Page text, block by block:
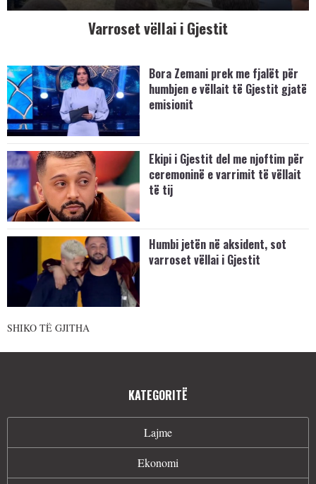
Varroset vëllai i Gjestit
Bora Zemani prek me fjalët për
humbjen e vëllait të Gjestit gjatë
emisionit
Ekipi i Gjestit del me njoftim për
ceremoninë e varrimit të vëllait
të tij
Humbi jetën në aksident, sot
varroset vëllai i Gjestit
SHIKO TË GJITHA
KATEGORITË
Lajme
Ekonomi